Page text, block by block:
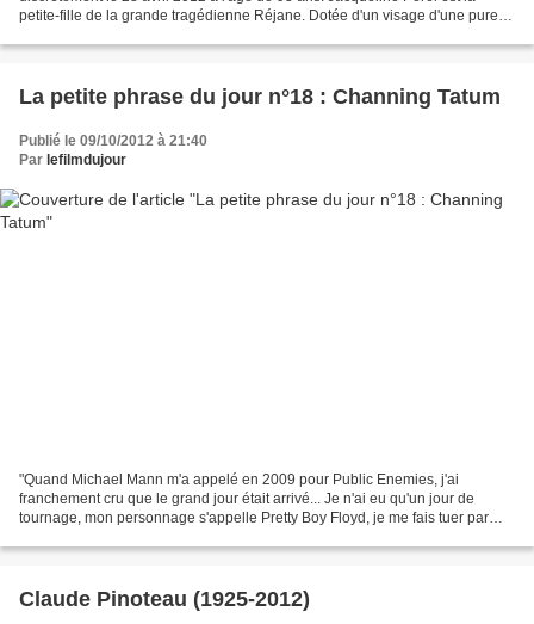
petite-fille de la grande tragédienne Réjane. Dotée d'un visage d'une pureté
La petite phrase du jour n°18 : Channing Tatum
Publié le 09/10/2012 à 21:40
Par lefilmdujour
"Quand Michael Mann m'a appelé en 2009 pour Public Enemies, j'ai
franchement cru que le grand jour était arrivé... Je n'ai eu qu'un jour de
tournage, mon personnage s'appelle Pretty Boy Floyd, je me fais tuer par
Claude Pinoteau (1925-2012)